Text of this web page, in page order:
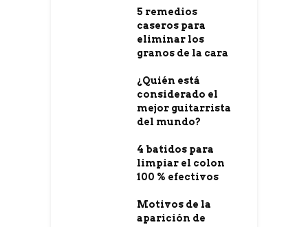
5 remedios
caseros para
eliminar los
granos de la cara
¿Quién está
considerado el
mejor guitarrista
del mundo?
4 batidos para
limpiar el colon
100 % efectivos
Motivos de la
aparición de